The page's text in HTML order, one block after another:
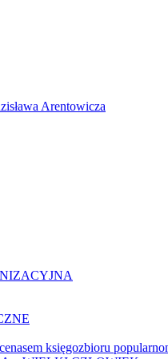
Arentowicza
księgozbioru